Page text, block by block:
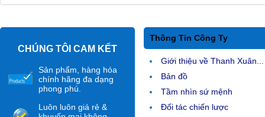
CHÚNG TÔI CAM KẾT
Sản phẩm, hàng hóa
chính hãng đa dạng
phong phú.
Luôn luôn giá rẻ &
Thông Tin Công Ty
Giới thiệu về Thanh Xuân...
Bản đồ
Tầm nhìn sứ mệnh
Đối tác chiến lược